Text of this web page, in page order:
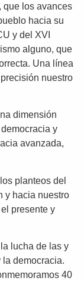
que los avances
hacia su
y del XVI
alguno, que
Una línea
nuestro
dimensión
y
avanzada,
planteos del
y hacia nuestro
presente y
lucha de las y
la democracia.
40